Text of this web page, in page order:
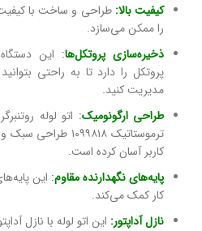
کیفیت بالا: طراحی و ساخت با کیفیت
را ممکن می‌سازد.
ذخیره‌سازی پروتکل‌ها:
پروتکل را دارد تا به راحتی
مدیریت کنید.
طراحی ارگونومیک:
ترموستاتیک ۱۰۹۹۸۱۸
کاربر آسان کرده است.
پایه‌های نگهدارنده مقاوم: این
کار کمک می‌کند.
نازل آداپتور: این اتو لوله با نازل